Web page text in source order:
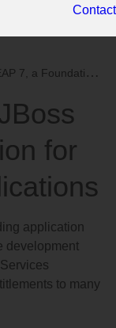
Contact
for Hybrid Cloud Applicatio...
for
application
development
to many